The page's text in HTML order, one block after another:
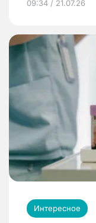
09:34 / 21.07.26
Интересное